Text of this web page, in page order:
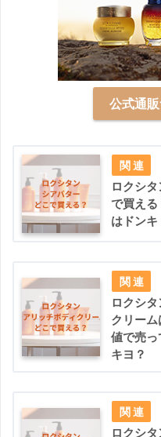
公式通
ロクシ
で買える
はドンキ
ロクシ
クリー
値で売っ
キヨ？
ロクシ